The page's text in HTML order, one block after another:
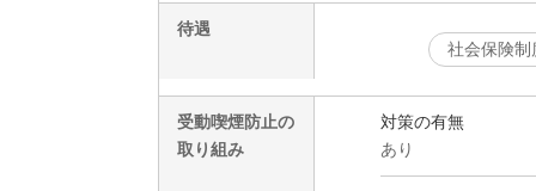
待遇
社会保険制
受動喫煙防止の
取り組み
対策の有無
あり